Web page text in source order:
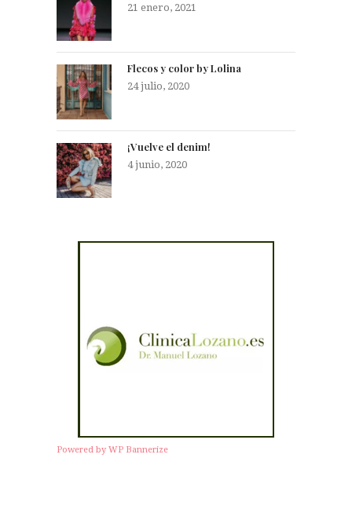
21 enero, 2021
Flecos y color by Lolina
24 julio, 2020
¡Vuelve el denim!
4 junio, 2020
Powered by WP Bannerize